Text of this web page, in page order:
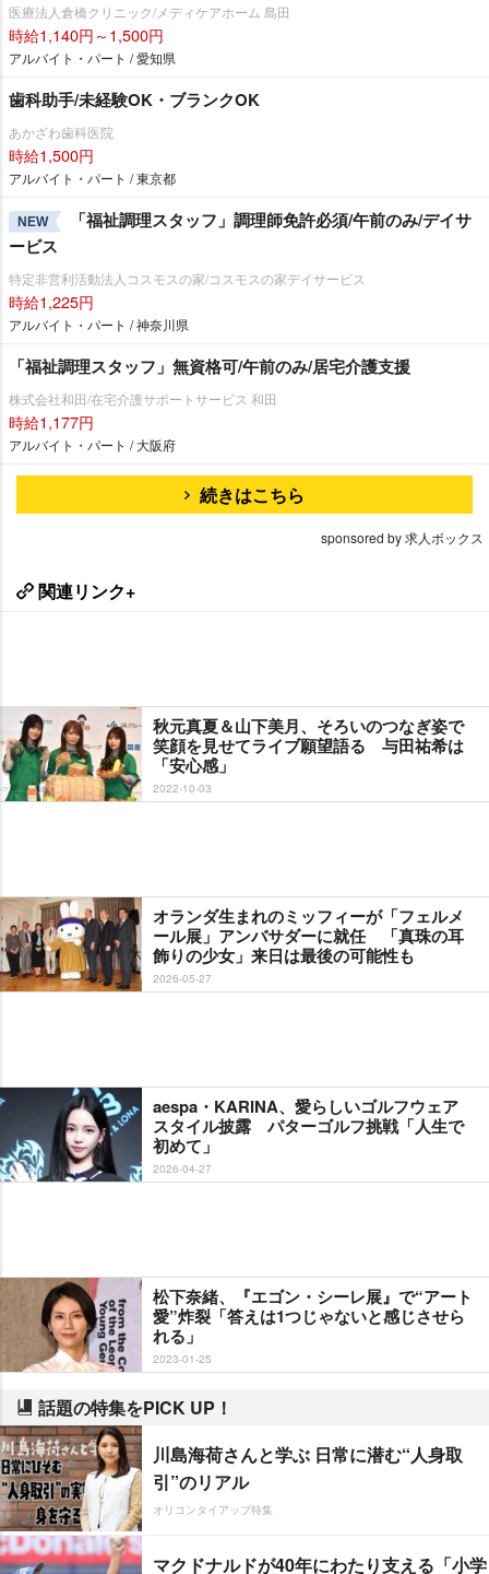
医療法人倉橋クリニック/メディケアホーム 島田
時給1,140円～1,500円
アルバイト・パート / 愛知県
歯科助手/未経験OK・ブランクOK
あかざわ歯科医院
時給1,500円
アルバイト・パート / 東京都
NEW
「福祉調理スタッフ」調理師免許必須/午前のみ/デイサ
ービス
特定非営利活動法人コスモスの家/コスモスの家デイサービス
時給1,225円
アルバイト・パート / 神奈川県
「福祉調理スタッフ」無資格可/午前のみ/居宅介護支援
株式会社和田/在宅介護サポートサービス 和田
時給1,177円
アルバイト・パート / 大阪府
続きはこちら
sponsored by 求人ボックス
関連リンク+
秋元真夏＆山下美月、そろいのつなぎ姿で
笑顔を見せてライブ願望語る 与田祐希は
「安心感」
2022-10-03
オランダ生まれのミッフィーが「フェルメ
ール展」アンバサダーに就任 「真珠の耳
飾りの少女」来日は最後の可能性も
2026-05-27
aespa・KARINA、愛らしいゴルフウェア
スタイル披露 パターゴルフ挑戦「人生で
初めて」
2026-04-27
松下奈緒、『エゴン・シーレ展』で“アート
愛”炸裂「答えは1つじゃないと感じさせら
れる」
2023-01-25
話題の特集をPICK UP！
川島海荷さんと学ぶ 日常に潜む“人身取
引”のリアル
オリコンタイアップ特集
マクドナルドが40年にわたり支える「小学